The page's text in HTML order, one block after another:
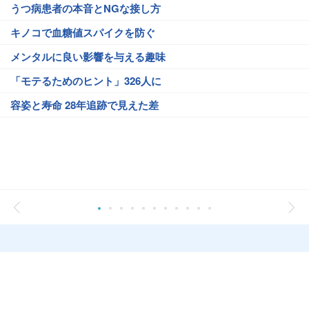
うつ病患者の本音とNGな接し方
キノコで血糖値スパイクを防ぐ
メンタルに良い影響を与える趣味
「モテるためのヒント」326人に
容姿と寿命 28年追跡で見えた差